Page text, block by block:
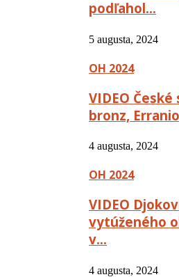
podľahol…
5 augusta, 2024
OH 2024
VIDEO
bronz,
4 augusta, 2024
OH 2024
VIDEO
vytúženého
v…
4 augusta, 2024